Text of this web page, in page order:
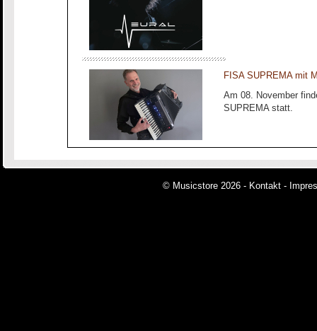
FISA SUPREMA mit
Am 08. November
SUPREMA statt.
© Musicstore 2026 - Kontakt -